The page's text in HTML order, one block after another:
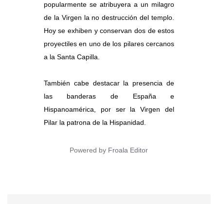
popularmente se atribuyera a un milagro
de la Virgen la no destrucción del templo.
Hoy se exhiben y conservan dos de estos
proyectiles en uno de los pilares cercanos
a la Santa Capilla.
También cabe destacar la presencia de
las banderas de España e
Hispanoamérica, por ser la Virgen del
Pilar la patrona de la Hispanidad.
Powered by Froala Editor